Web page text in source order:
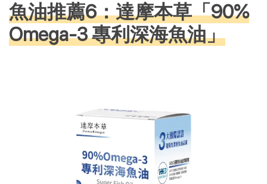
魚油推薦6：達摩本草「90%
Omega-3 專利深海魚油」